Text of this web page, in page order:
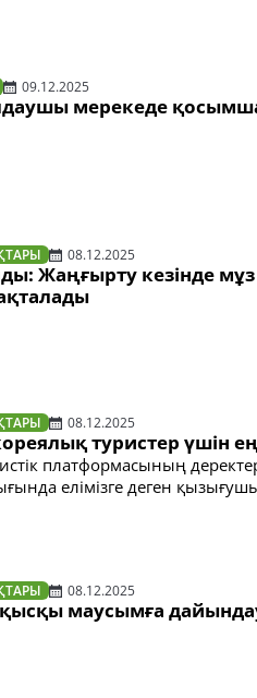
09.12.2025
мерекеде
08.12.2025
Жаңғырту кезінде
08.12.2025
туристер үшін
платформасының
елімізге деген
08.12.2025
маусымға